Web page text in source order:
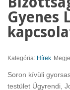
Gyenes
Kategória: Hírek
Soron kívüli
testület Ügyrendi,